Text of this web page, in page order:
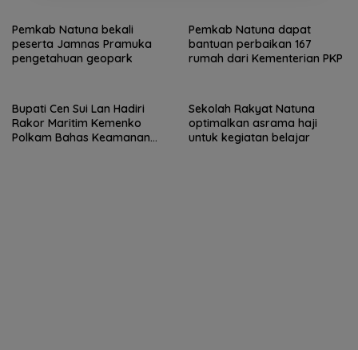
Pemkab Natuna bekali
peserta Jamnas Pramuka
pengetahuan geopark
Pemkab Natuna dapat
bantuan perbaikan 167
rumah dari Kementerian PKP
Bupati Cen Sui Lan Hadiri
Rakor Maritim Kemenko
Polkam Bahas Keamanan
Sekolah Rakyat Natuna
optimalkan asrama haji
untuk kegiatan belajar